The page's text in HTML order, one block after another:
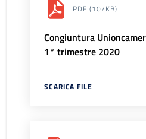
PDF (107KB)
Congiuntura
1° trimestre 2020
SCARICA FILE